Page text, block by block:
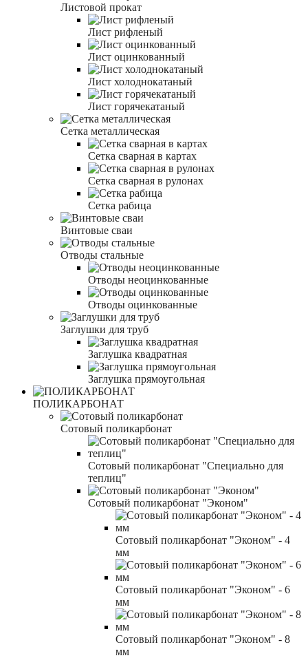
Листовой прокат
Лист рифленый
Лист оцинкованный
Лист холоднокатаный
Лист горячекатаный
Сетка металлическая
Сетка сварная в картах
Сетка сварная в рулонах
Сетка рабица
Винтовые сваи
Отводы стальные
Отводы неоцинкованные
Отводы оцинкованные
Заглушки для труб
Заглушка квадратная
Заглушка прямоугольная
ПОЛИКАРБОНАТ
Сотовый поликарбонат
Сотовый поликарбонат "Специально для
теплиц"
Сотовый поликарбонат "Эконом"
Сотовый поликарбонат "Эконом" - 4
мм
Сотовый поликарбонат "Эконом" - 6
мм
Сотовый поликарбонат "Эконом" - 8
мм